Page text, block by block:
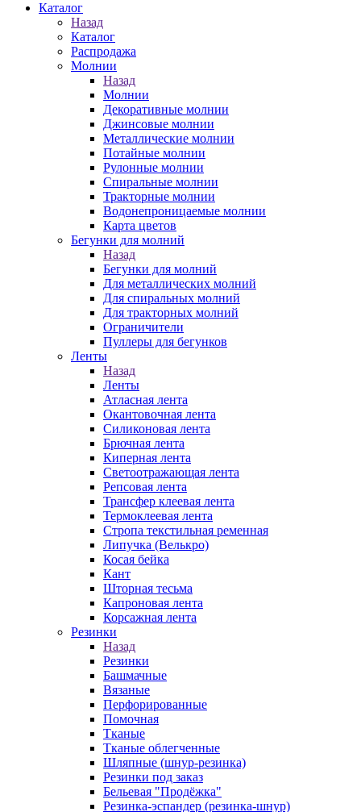
Каталог
Назад
Каталог
Распродажа
Молнии
Назад
Молнии
Декоративные молнии
Джинсовые молнии
Металлические молнии
Потайные молнии
Рулонные молнии
Спиральные молнии
Тракторные молнии
Водонепроницаемые молнии
Карта цветов
Бегунки для молний
Назад
Бегунки для молний
Для металлических молний
Для спиральных молний
Для тракторных молний
Ограничители
Пуллеры для бегунков
Ленты
Назад
Ленты
Атласная лента
Окантовочная лента
Силиконовая лента
Брючная лента
Киперная лента
Светоотражающая лента
Репсовая лента
Трансфер клеевая лента
Термоклеевая лента
Стропа текстильная ременная
Липучка (Велькро)
Косая бейка
Кант
Шторная тесьма
Капроновая лента
Корсажная лента
Резинки
Назад
Резинки
Башмачные
Вязаные
Перфорированные
Помочная
Тканые
Тканые облегченные
Шляпные (шнур-резинка)
Резинки под заказ
Бельевая "Продёжка"
Резинка-эспандер (резинка-шнур)